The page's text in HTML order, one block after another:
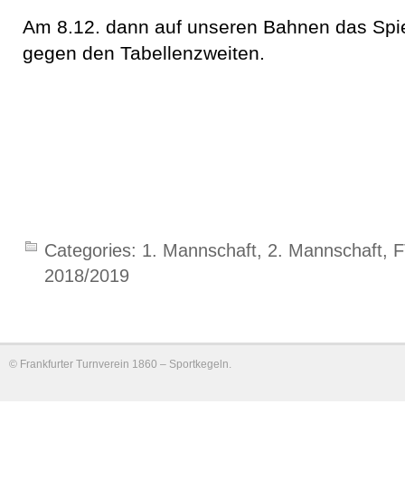
Am 8.12. dann auf unseren Bahnen das
gegen den Tabellenzweiten.
Categories: 1. Mannschaft, 2. Mannschaft,
2018/2019
© Frankfurter Turnverein 1860 – Sportkegeln.